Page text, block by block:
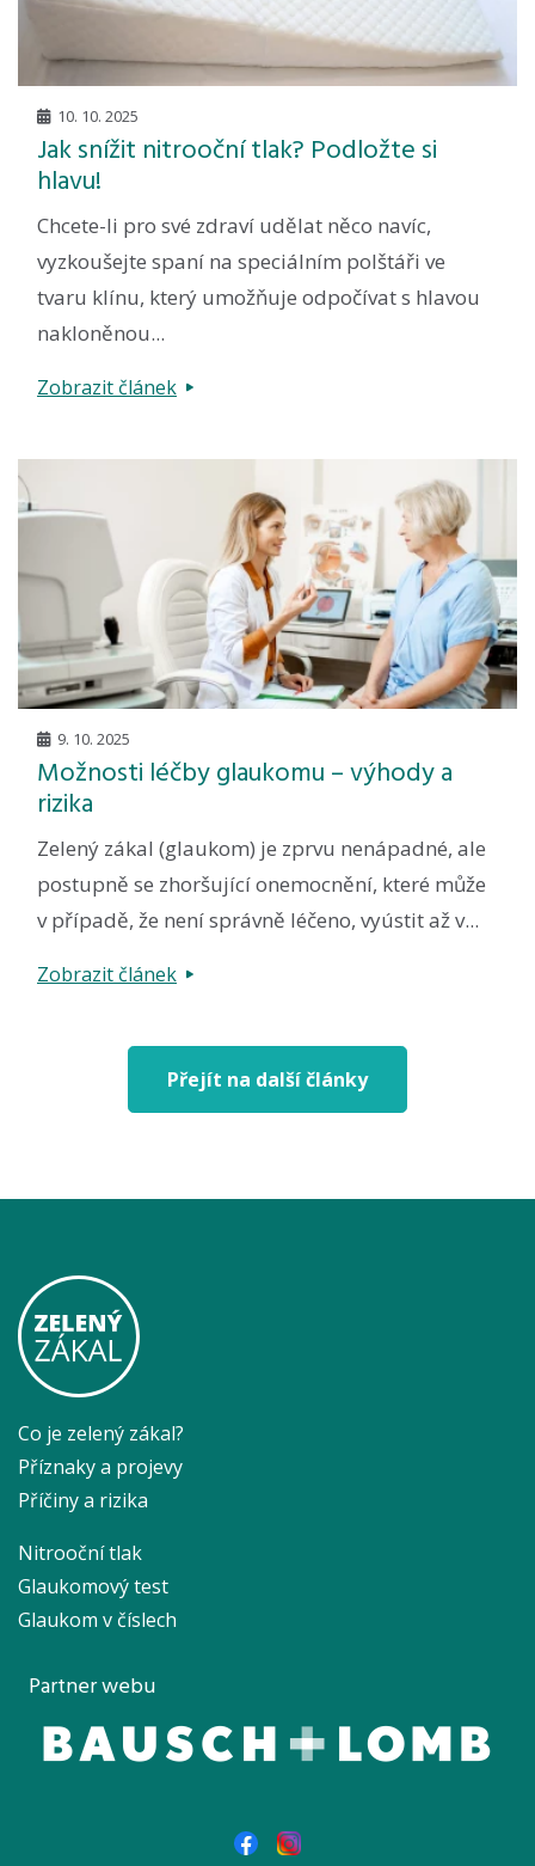
10. 10. 2025
Jak snížit nitrooční tlak? Podložte si
hlavu!
Chcete-li pro své zdraví udělat něco navíc,
vyzkoušejte spaní na speciálním polštáři ve
tvaru klínu, který umožňuje odpočívat s hlavou
nakloněnou...
Zobrazit článek
9. 10. 2025
Možnosti léčby glaukomu – výhody a
rizika
Zelený zákal (glaukom) je zprvu nenápadné, ale
postupně se zhoršující onemocnění, které může
v případě, že není správně léčeno, vyústit až v...
Zobrazit článek
Přejít na další články
Co je zelený zákal?
Příznaky a projevy
Příčiny a rizika
Nitrooční tlak
Glaukomový test
Glaukom v číslech
Partner webu